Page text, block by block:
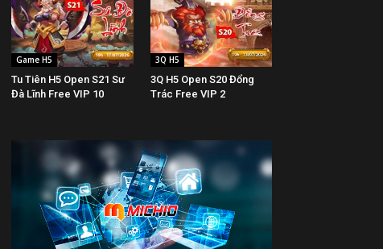
Game H5
Tu Tiên H5 Open S21 Sư
Đà Lĩnh Free VIP 10
3Q H5
3Q H5 Open S20 Đổng
Trác Free VIP 2